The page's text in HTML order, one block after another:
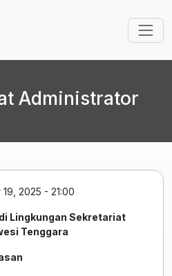
Administrator
2025 - 21:00
Lingkungan Sekretariat
Tenggara